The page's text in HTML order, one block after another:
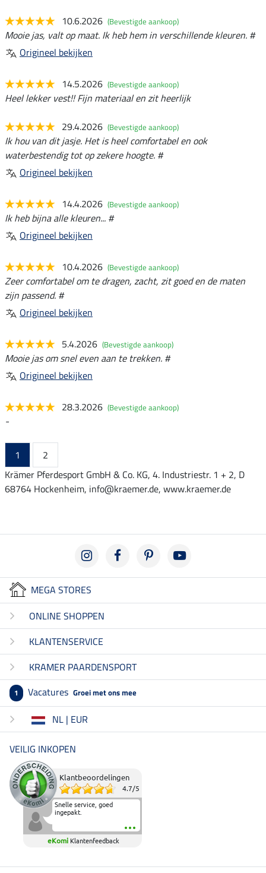
10.6.2026 (Bevestigde aankoop)
Mooie jas, valt op maat. Ik heb hem in verschillende kleuren. #
Origineel bekijken
14.5.2026 (Bevestigde aankoop)
Heel lekker vest!! Fijn materiaal en zit heerlijk
29.4.2026 (Bevestigde aankoop)
Ik hou van dit jasje. Het is heel comfortabel en ook
waterbestendig tot op zekere hoogte. #
Origineel bekijken
14.4.2026 (Bevestigde aankoop)
Ik heb bijna alle kleuren... #
Origineel bekijken
10.4.2026 (Bevestigde aankoop)
Zeer comfortabel om te dragen, zacht, zit goed en de maten
zijn passend. #
Origineel bekijken
5.4.2026 (Bevestigde aankoop)
Mooie jas om snel even aan te trekken. #
Origineel bekijken
28.3.2026 (Bevestigde aankoop)
-
1
2
Krämer Pferdesport GmbH & Co. KG, 4. Industriestr. 1 + 2, D
68764 Hockenheim, info@kraemer.de, www.kraemer.de
MEGA STORES
ONLINE SHOPPEN
KLANTENSERVICE
KRAMER PAARDENSPORT
1 Vacatures Groei met ons mee
NL | EUR
VEILIG INKOPEN
Klantbeoordelingen
4.7/5
Snelle service, goed
ingepakt.
eKomi Klantenfeedback